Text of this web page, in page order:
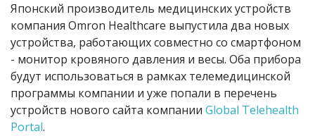
Японский производитель медицинских устройств
компания Omron Healthcare выпустила два новых
устройства, работающих совместно со смартфоном
- монитор кровяного давления и весы. Оба прибора
будут использоваться в рамках телемедицинской
программы компании и уже попали в перечень
устройств нового сайта компании Global Telehealth
Portal.